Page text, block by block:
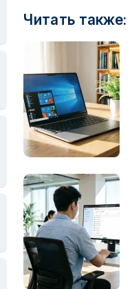
Читать также: